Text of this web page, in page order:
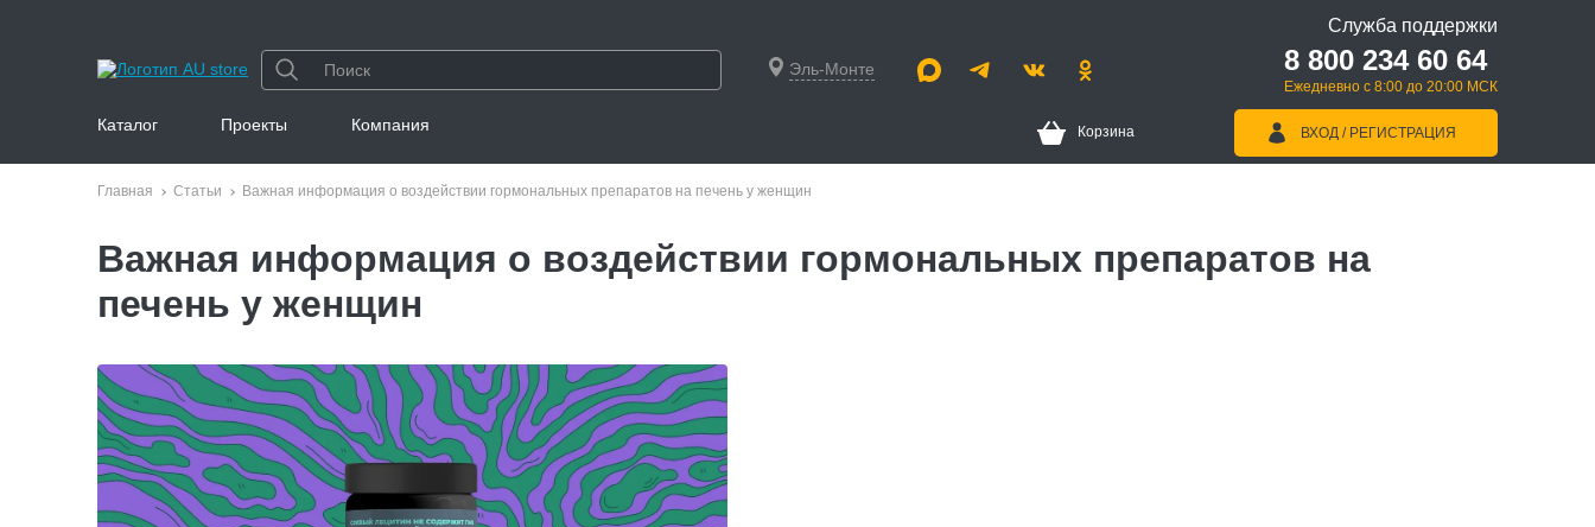
Эль-Монте
Служба поддержки
8 800 234 60 64
Ежедневно с 8:00 до 20:00 МСК
Каталог Проекты Компания Корзина ВХОД / РЕГИСТРАЦИЯ
Главная Статьи Важная информация о воздействии гормональных препаратов на печень у женщин
Важная информация о воздействии гормональных препаратов на
печень у женщин